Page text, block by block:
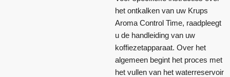
het ontkalken van uw Krups
Aroma Control Time, raadpleegt
u de handleiding van uw
koffiezetapparaat. Over het
algemeen begint het proces met
het vullen van het waterreservoir